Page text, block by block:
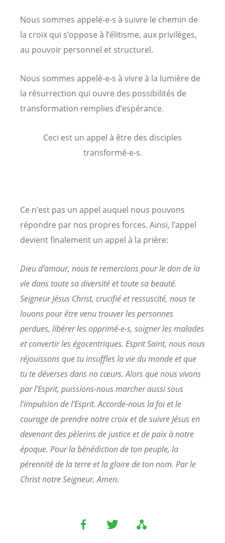
Nous sommes appelé-e-s à suivre le chemin de
la croix qui s’oppose à l’élitisme, aux privilèges,
au pouvoir personnel et structurel.
Nous sommes appelé-e-s à vivre à la lumière de
la résurrection qui ouvre des possibilités de
transformation remplies d’espérance.
Ceci est un appel à être des disciples
transformé-e-s.
Ce n’est pas un appel auquel nous pouvons
répondre par nos propres forces. Ainsi, l’appel
devient finalement un appel à la prière:
Dieu d’amour, nous te remercions pour le don de la
vie dans toute sa diversité et toute sa beauté.
Seigneur Jésus Christ, crucifié et ressuscité, nous te
louons pour être venu trouver les personnes
perdues, libérer les opprimé-e-s, soigner les malades
et convertir les égocentriques. Esprit Saint, nous nous
réjouissons que tu insuffles la vie du monde et que
tu te déverses dans no cœurs. Alors que nous vivons
par l’Esprit, puissions-nous marcher aussi sous
l’impulsion de l’Esprit. Accorde-nous la foi et le
courage de prendre notre croix et de suivre Jésus en
devenant des pèlerins de justice et de paix à notre
époque. Pour la bénédiction de ton peuple, la
pérennité de la terre et la gloire de ton nom. Par le
Christ notre Seigneur, Amen.